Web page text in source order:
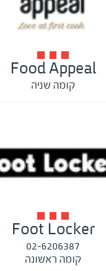
Food Appeal
קומה שניה
Foot Locker
02-6206387
קומה ראשונה